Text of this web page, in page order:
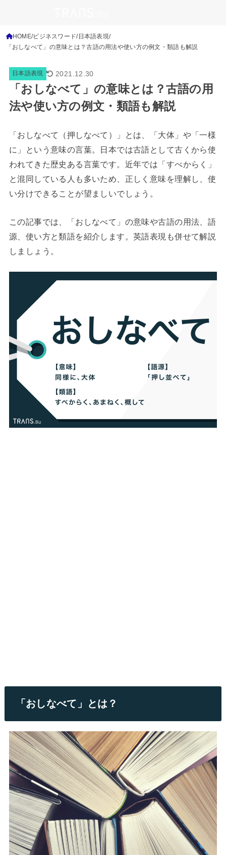
HOME ビジネスワード 日本語表現
「おしなべて」の意味とは？古語の用法や使い方の例文・類語も解説
日本語表現 2021.12.30
「おしなべて」の意味とは？古語の用
法や使い方の例文・類語も解説
「おしなべて（押しなべて）」とは、「大体」や「一様
に」という意味の言葉。日本では古語として古くから使
われてきた歴史ある言葉です。近年では「すべからく」
と混同している人も多いため、正しく意味を理解し、使
い分けできることが望ましいでしょう。
この記事では、「おしなべて」の意味や古語の用法、語
源、使い方と類語を紹介します。英語表現も併せて解説
しましょう。
「おしなべて」とは？